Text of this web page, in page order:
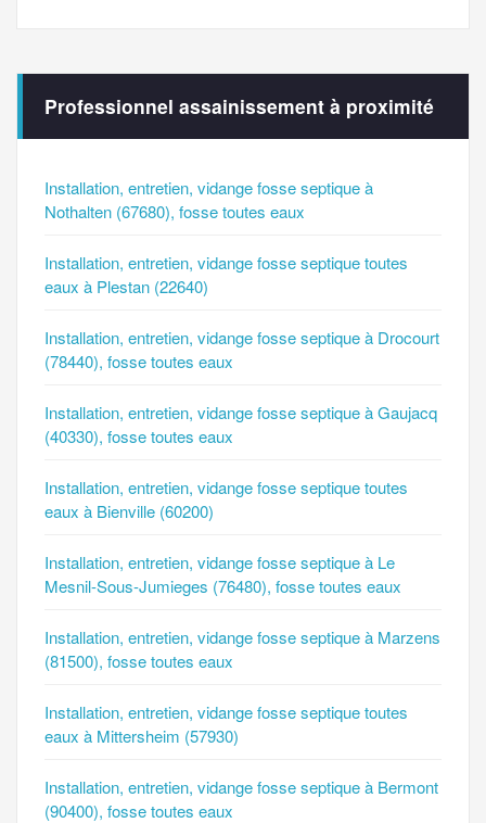
Professionnel assainissement à proximité
Installation, entretien, vidange fosse septique à
Nothalten (67680), fosse toutes eaux
Installation, entretien, vidange fosse septique toutes
eaux à Plestan (22640)
Installation, entretien, vidange fosse septique à Drocourt
(78440), fosse toutes eaux
Installation, entretien, vidange fosse septique à Gaujacq
(40330), fosse toutes eaux
Installation, entretien, vidange fosse septique toutes
eaux à Bienville (60200)
Installation, entretien, vidange fosse septique à Le
Mesnil-Sous-Jumieges (76480), fosse toutes eaux
Installation, entretien, vidange fosse septique à Marzens
(81500), fosse toutes eaux
Installation, entretien, vidange fosse septique toutes
eaux à Mittersheim (57930)
Installation, entretien, vidange fosse septique à Bermont
(90400), fosse toutes eaux